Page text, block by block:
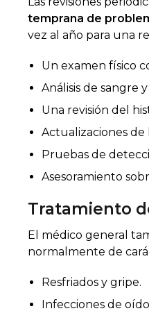
temprana de
vez al año para una
Un examen físico
Análisis de sangre
Una revisión del
Actualizaciones de
Pruebas de
Asesoramiento
Tratamiento
El médico general
normalmente de
Resfriados y gripe.
Infecciones de